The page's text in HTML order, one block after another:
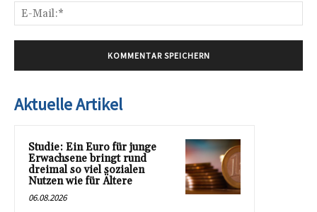
Aktuelle Artikel
Studie: Ein Euro für junge
Erwachsene bringt rund
dreimal so viel sozialen
Nutzen wie für Ältere
06.08.2026